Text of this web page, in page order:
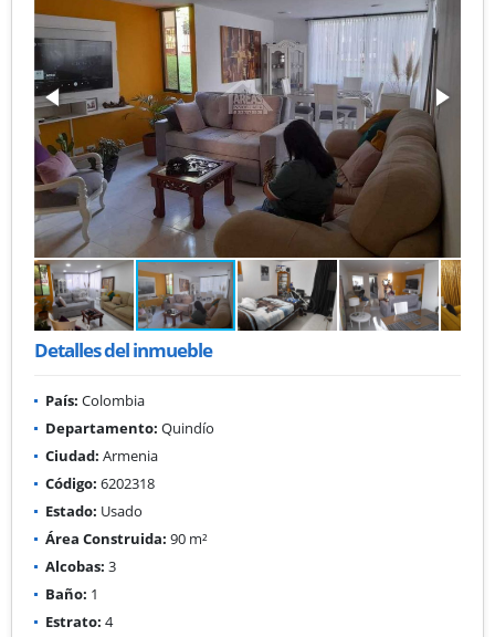
Detalles del inmueble
País: Colombia
Departamento: Quindío
Ciudad: Armenia
Código: 6202318
Estado: Usado
Área Construida: 90 m²
Alcobas: 3
Baño: 1
Estrato: 4